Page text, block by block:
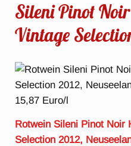
Sileni Pinot
Vintage
Rotwein Sileni Pinot Noir
Selection 2012,